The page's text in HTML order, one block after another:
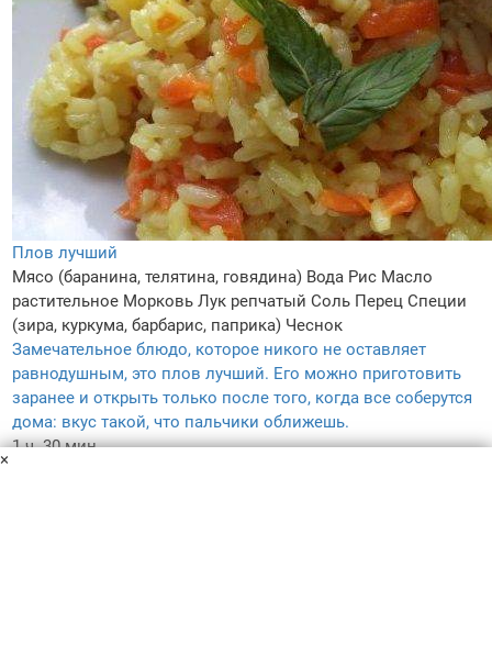
Плов лучший
Мясо (баранина, телятина, говядина) Вода Рис Масло
растительное Морковь Лук репчатый Соль Перец Специи
(зира, куркума, барбарис, паприка) Чеснок
Замечательное блюдо, которое никого не оставляет
равнодушным, это плов лучший. Его можно приготовить
заранее и открыть только после того, когда все соберутся
дома: вкус такой, что пальчики оближешь.
1 ч. 30 мин
×